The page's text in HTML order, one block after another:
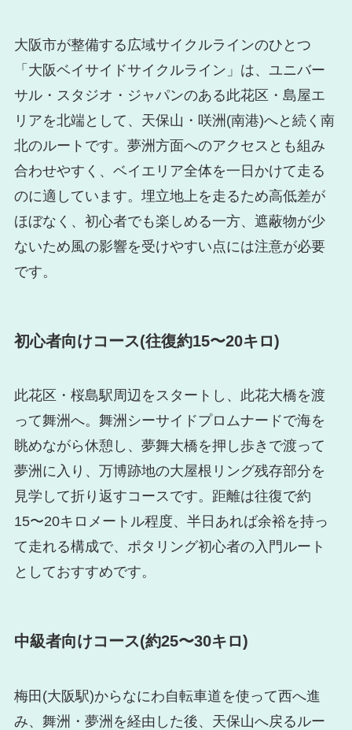
大阪市が整備する広域サイクルラインのひとつ
「大阪ベイサイドサイクルライン」は、ユニバー
サル・スタジオ・ジャパンのある此花区・島屋エ
リアを北端として、天保山・咲洲(南港)へと続く南
北のルートです。夢洲方面へのアクセスとも組み
合わせやすく、ベイエリア全体を一日かけて走る
のに適しています。埋立地上を走るため高低差が
ほぼなく、初心者でも楽しめる一方、遮蔽物が少
ないため風の影響を受けやすい点には注意が必要
です。
初心者向けコース(往復約15〜20キロ)
此花区・桜島駅周辺をスタートし、此花大橋を渡
って舞洲へ。舞洲シーサイドプロムナードで海を
眺めながら休憩し、夢舞大橋を押し歩きで渡って
夢洲に入り、万博跡地の大屋根リング残存部分を
見学して折り返すコースです。距離は往復で約
15〜20キロメートル程度、半日あれば余裕を持っ
て走れる構成で、ポタリング初心者の入門ルート
としておすすめです。
中級者向けコース(約25〜30キロ)
梅田(大阪駅)からなにわ自転車道を使って西へ進
み、舞洲・夢洲を経由した後、天保山へ戻るルー